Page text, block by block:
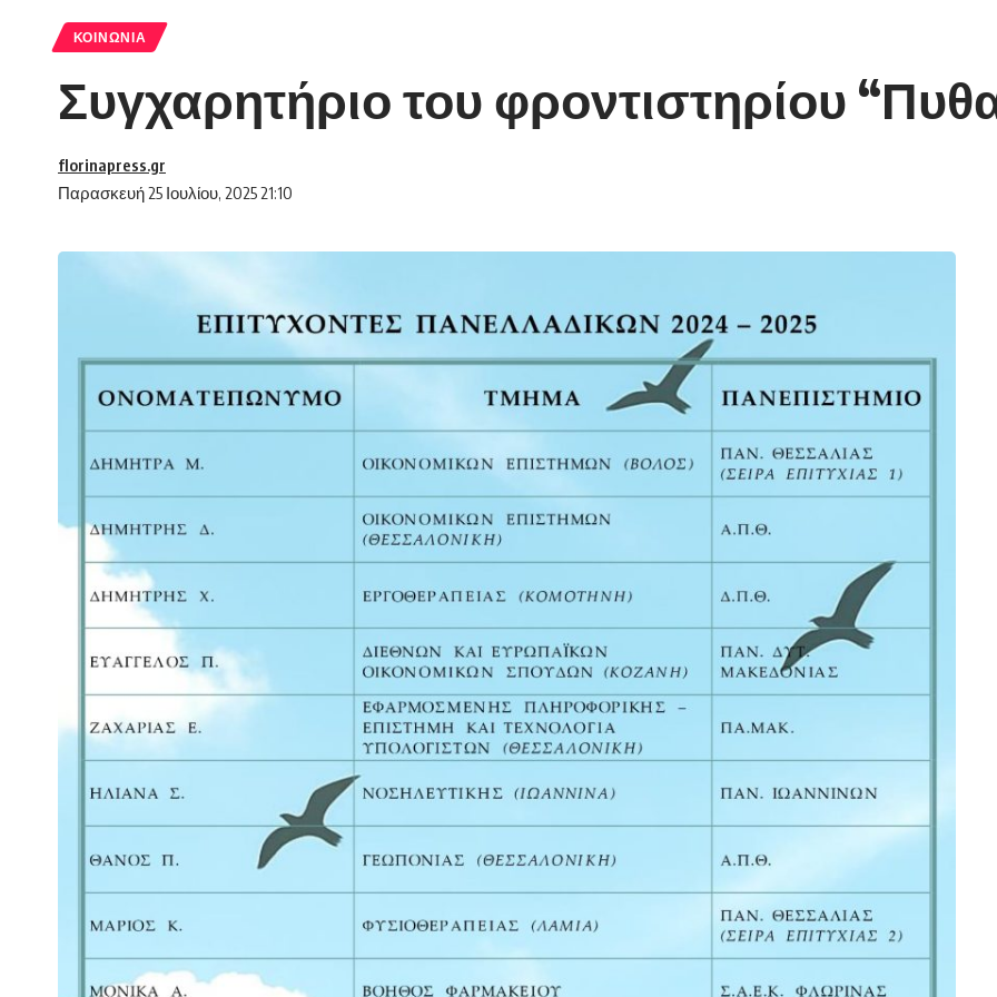
ΚΟΙΝΩΝΊΑ
Συγχαρητήριο του φροντιστηρίου
Παρασκευή 25 Ιουλίου, 2025 21:10
florinapress.gr